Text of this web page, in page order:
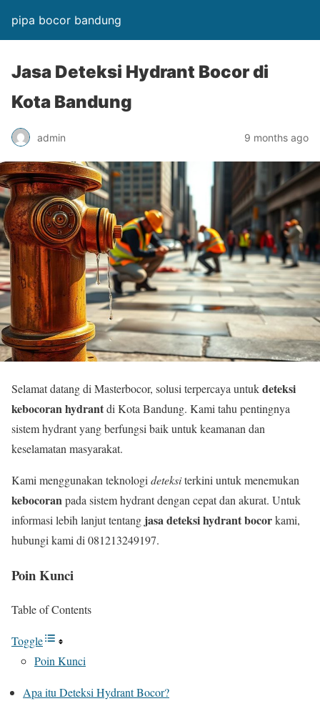
pipa bocor bandung
Jasa Deteksi Hydrant Bocor di
Kota Bandung
admin 9 months ago
Selamat datang di Masterbocor, solusi terpercaya untukdeteksi
kebocoran hydrantdi Kota Bandung. Kami tahu pentingnya
sistem hydrant yang berfungsi baik untuk keamanan dan
keselamatan masyarakat.
Kami menggunakan teknologi deteksiterkini untuk menemukan
kebocoranpada sistem hydrant dengan cepat dan akurat. Untuk
informasi lebih lanjut tentang jasa deteksi hydrant bocorkami,
hubungi kami di 081213249197.
Poin Kunci
Table of Contents
Toggle
Poin Kunci
Apa itu Deteksi Hydrant Bocor?